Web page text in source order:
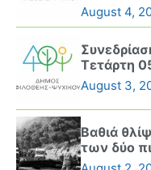
August 4,
Τετάρτη
August 3,
Βαθιά
των δύο